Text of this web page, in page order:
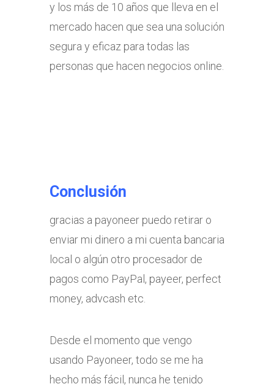
y los más de 10 años que lleva en el
mercado hacen que sea una solución
segura y eficaz para todas las
personas que hacen negocios online.
Conclusión
gracias a payoneer puedo retirar o
enviar mi dinero a mi cuenta bancaria
local o algún otro procesador de
pagos como PayPal, payeer, perfect
money, advcash etc.
Desde el momento que vengo
usando Payoneer, todo se me ha
hecho más fácil, nunca he tenido